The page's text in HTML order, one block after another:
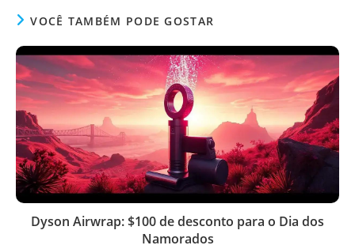
VOCÊ TAMBÉM PODE GOSTAR
Dyson Airwrap: $100 de desconto para o Dia dos
Namorados